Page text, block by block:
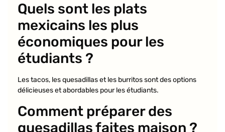
Quels sont les plats
mexicains les plus
économiques pour les
étudiants ?
Les tacos, les quesadillas et les burritos sont des options
délicieuses et abordables pour les étudiants.
Comment préparer des
quesadillas faites maison ?